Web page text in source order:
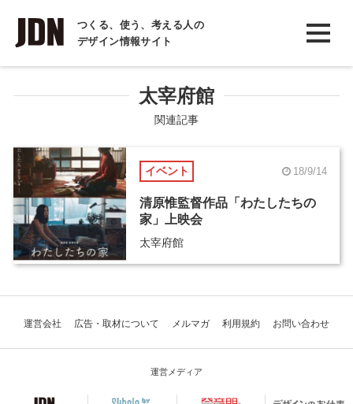
つくる、使う、考える人の
デザイン情報サイト
INTERVIEW
インタビュー
COLUMN
コラム
太宰府館
関連記事
イベント 18/9/14
清原惟監督作品「わたしたちの
家」上映会
太宰府館
運営会社 広告・取材について メルマガ 利用規約 お問い合わせ
運営メディア